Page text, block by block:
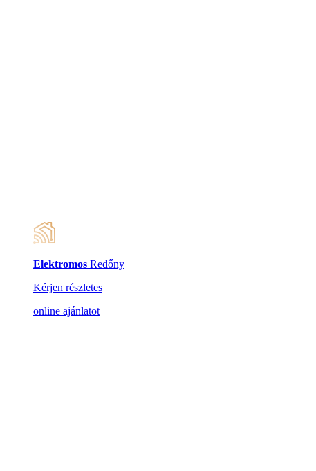
Elektromos Redőny
Kérjen részletes
online ajánlatot